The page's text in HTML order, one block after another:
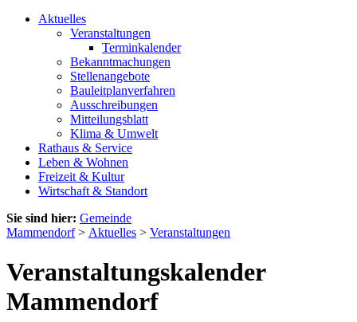
Aktuelles
Veranstaltungen
Terminkalender
Bekanntmachungen
Stellenangebote
Bauleitplanverfahren
Ausschreibungen
Mitteilungsblatt
Klima & Umwelt
Rathaus & Service
Leben & Wohnen
Freizeit & Kultur
Wirtschaft & Standort
Sie sind hier: Gemeinde
Mammendorf> Aktuelles > Veranstaltungen
Veranstaltungskalender
Mammendorf